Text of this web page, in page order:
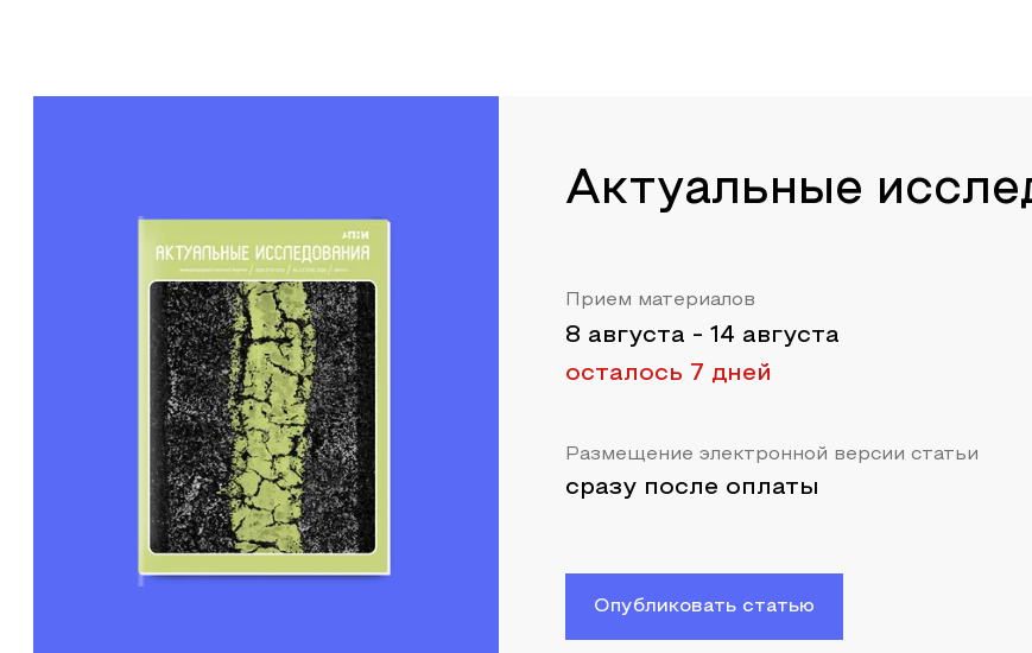
Актуальные
Прием материалов
8 августа - 14 августа
осталось 7 дней
Размещение электронной версии статьи
сразу после оплаты
Опубликовать статью